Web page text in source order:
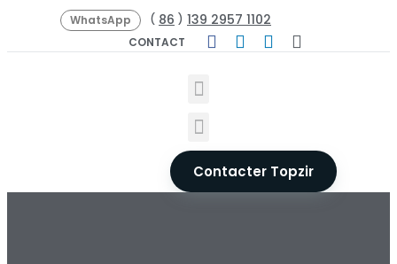
WhatsApp ( 86 ) 139 2957 1102
CONTACT
Contacter Topzir